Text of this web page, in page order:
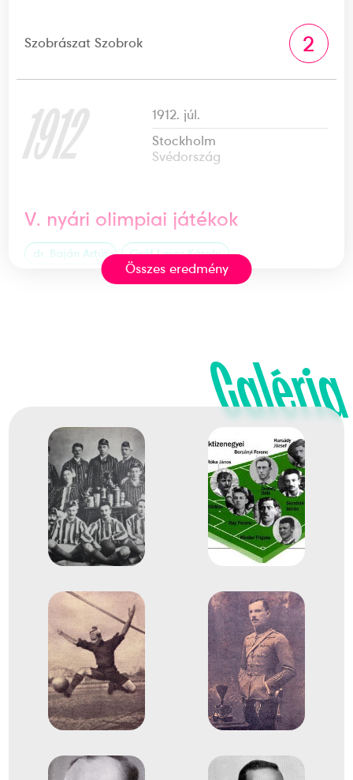
Szobrászat Szobrok 2
1912
1912. júl.
Stockholm
Svédország
V. nyári olimpiai játékok
dr. Baján Artúr
Gráf Lajos Károly
vitéz Jeney István Lajos
Dr. Szebeny Antal György
Helyezetlen
1932
Los Angeles
Amerikai Egyesült Államok
Festészet Vízfestmények és
rajzok
Helyezetlen
1932
Los Angeles
Összes eredmény
Galéria